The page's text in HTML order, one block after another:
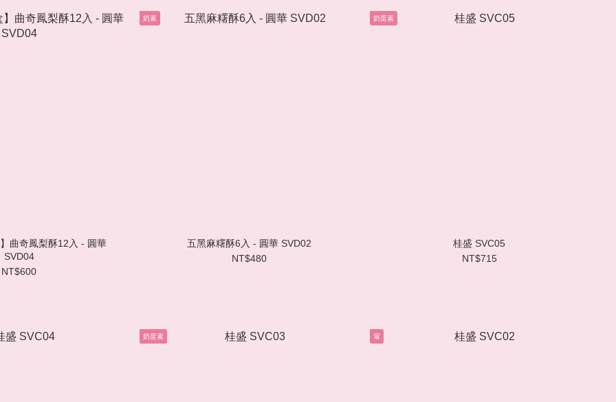
】曲奇鳳梨酥12入 - 圓華
SVD04
NT$600
奶素
五黑麻糬酥6入 - 圓華 SVD02
NT$480
奶蛋素
桂盛 SVC05
NT$715
奶蛋素 葷